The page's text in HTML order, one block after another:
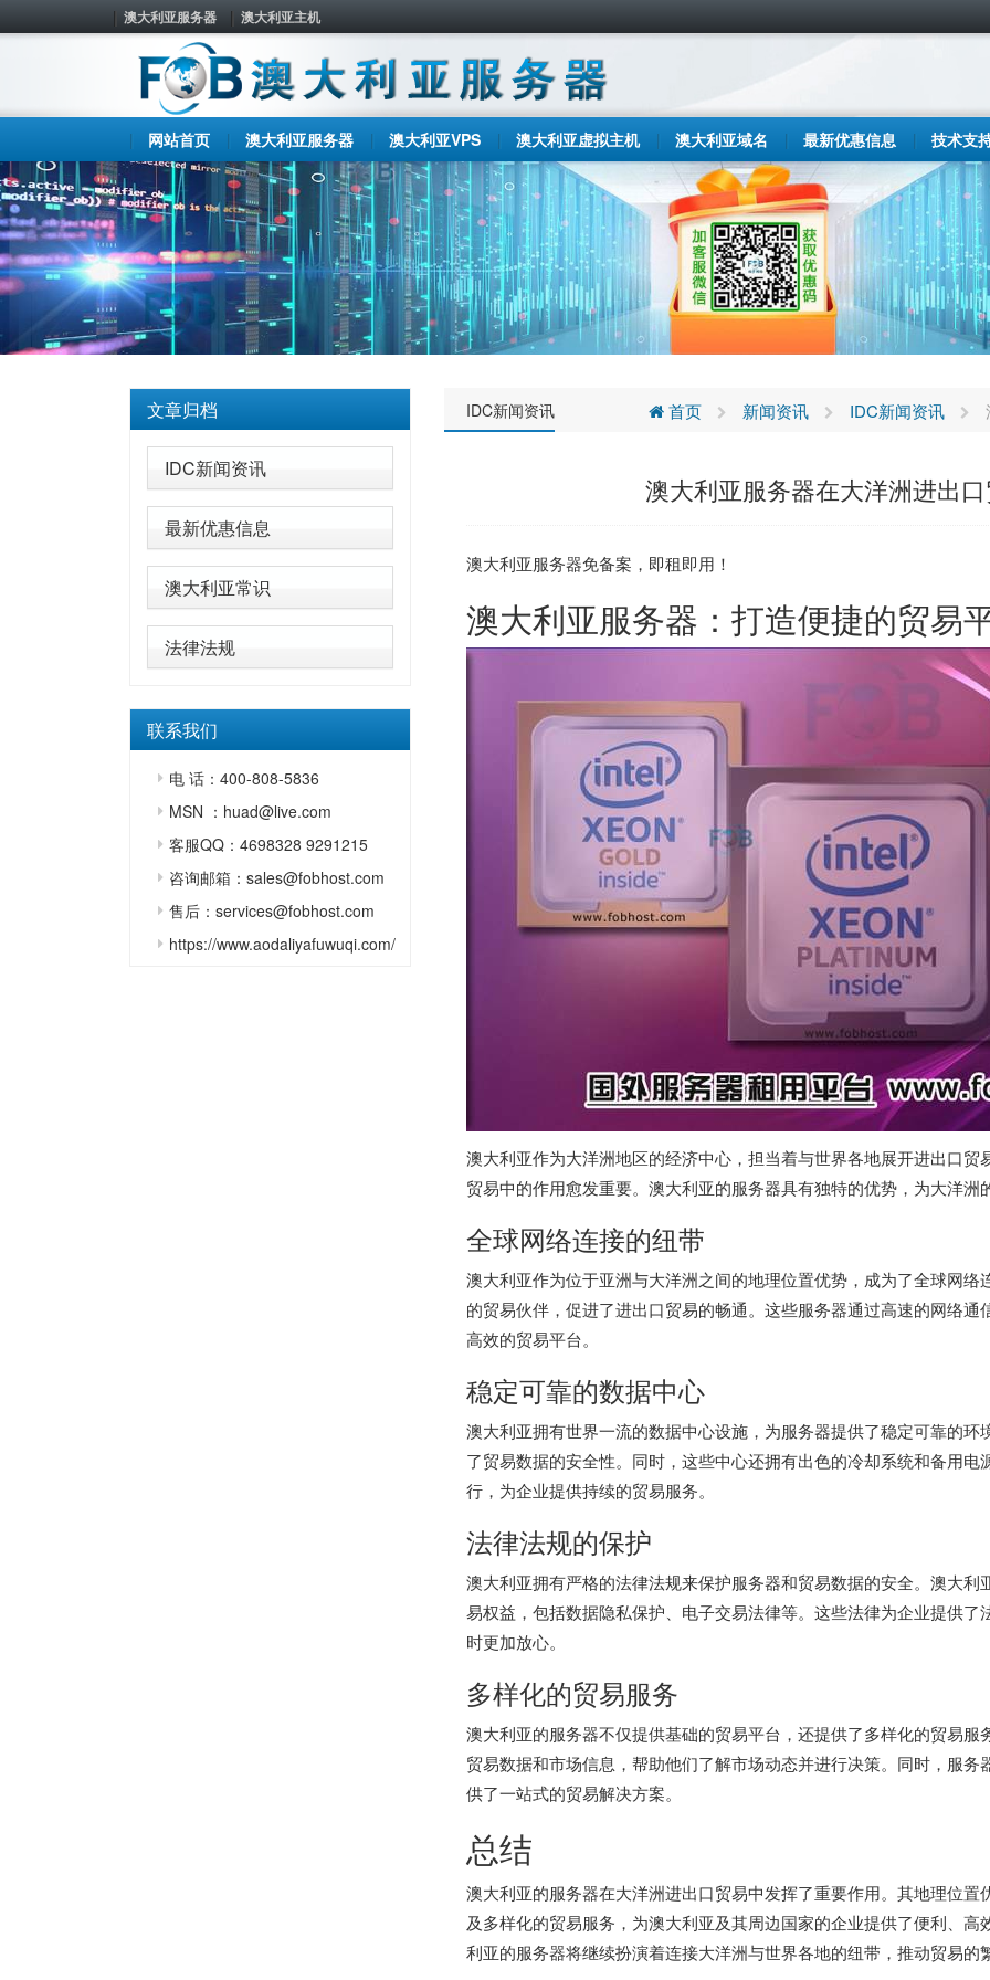
澳大利亚服务器 澳大利亚主机
网站首页 澳大利亚服务器 澳大利亚VPS 澳大利亚虚拟主机 澳大利亚域名 最新优惠信息 技术支
文章归档
IDC新闻资讯
最新优惠信息
澳大利亚常识
法律法规
联系我们
电 话：400-808-5836
MSN ：huad@live.com
客服QQ：4698328 9291215
咨询邮箱：sales@fobhost.com
售后：services@fobhost.com
https://www.aodaliyafuwuqi.com/
IDC新闻资讯 首页 新闻资讯 IDC新闻资讯
澳大利亚服务器在大洋洲进出
澳大利亚服务器免备案，即租即用！
澳大利亚服务器 ：打造便捷的贸易
澳大利亚作为大洋洲地区的经济中心，担当着与世界各地展开进出口
贸易中的作用愈发重要。澳大利亚的服务器具有独特的优势，为大洋洲
全球网络连接的纽带
澳大利亚作为位于亚洲与大洋洲之间的地理位置优势，成为了全球网
的贸易伙伴，促进了进出口贸易的畅通。这些服务器通过高速的网络
高效的贸易平台。
稳定可靠的数据中心
澳大利亚拥有世界一流的数据中心设施，为服务器提供了稳定可靠的
了贸易数据的安全性。同时，这些中心还拥有出色的冷却系统和备用
行，为企业提供持续的贸易服务。
法律法规的保护
澳大利亚拥有严格的法律法规来保护服务器和贸易数据的安全。澳大
易权益，包括数据隐私保护、电子交易法律等。这些法律为企业提供了
时更加放心。
多样化的贸易服务
澳大利亚的服务器不仅提供基础的贸易平台，还提供了多样化的贸易
贸易数据和市场信息，帮助他们了解市场动态并进行决策。同时，服
供了一站式的贸易解决方案。
总结
澳大利亚的服务器在大洋洲进出口贸易中发挥了重要作用。其地理位
及多样化的贸易服务，为澳大利亚及其周边国家的企业提供了便利、
利亚的服务器将继续扮演着连接大洋洲与世界各地的纽带，推动贸易的